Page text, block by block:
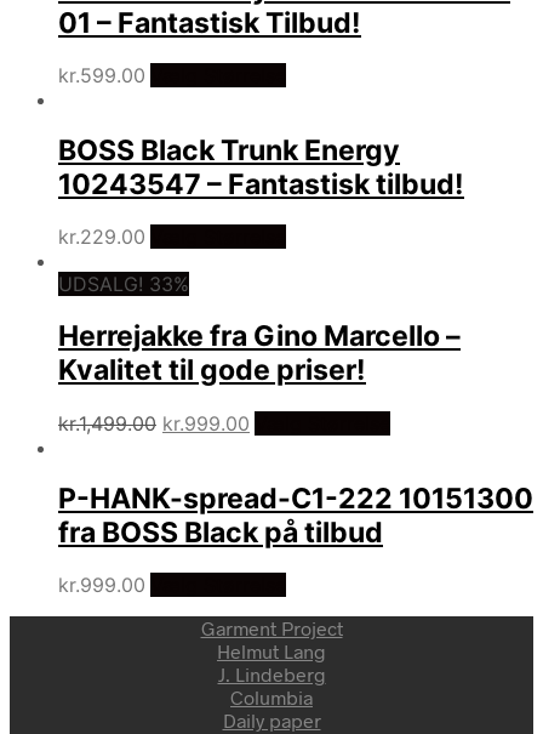
01 – Fantastisk Tilbud!
kr.599.00
BOSS Black Trunk Energy
10243547 – Fantastisk tilbud!
kr.229.00
UDSALG! 33%
Herrejakke fra Gino Marcello –
Kvalitet til gode priser!
kr.1,499.00 Den
var:
kr.1,499.00.
kr.999.00
er:
kr.999.00.
P-HANK-spread-C1-222 10151300
fra BOSS Black på tilbud
kr.999.00
Garment Project
Helmut Lang
J. Lindeberg
Columbia
Daily paper